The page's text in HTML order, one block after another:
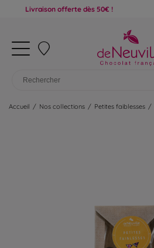
offerte dès 50€ !
Accueil / Nos collections / Petites faiblesses /